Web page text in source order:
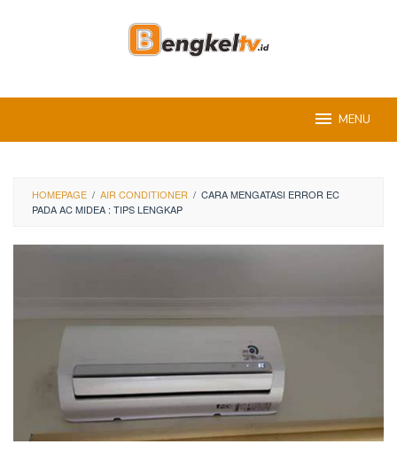
MENU
HOMEPAGE / AIR CONDITIONER / CARA MENGATASI ERROR EC
PADA AC MIDEA : TIPS LENGKAP